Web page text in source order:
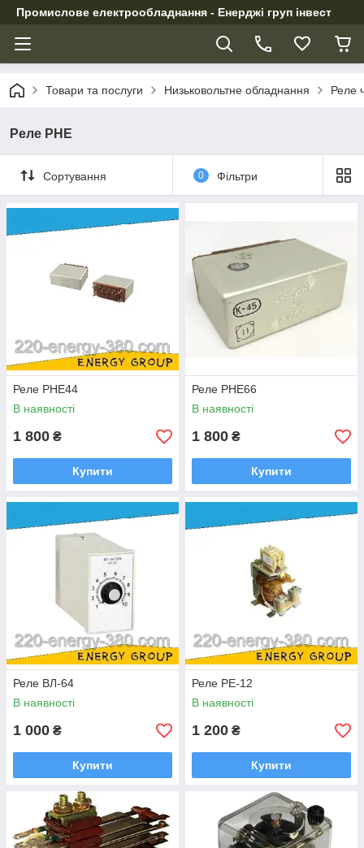
Промислове електрообладнання - Енерджі груп інвест
Товари та послуги Низьковольтне обладнання Реле
Реле РНЕ
Сортування 0 Фільтри
Реле РНЕ44
В наявності
1 800 ₴
Купити
Реле РНЕ66
В наявності
1 800 ₴
Купити
Реле ВЛ-64
В наявності
1 000 ₴
Купити
Реле РЕ-12
В наявності
1 200 ₴
Купити